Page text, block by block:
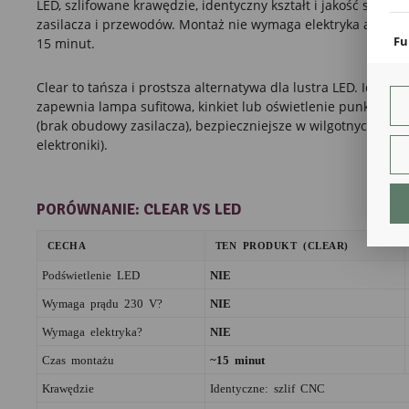
LED, szlifowane krawędzie, identyczny kształt i jakość szkła,
zasilacza i przewodów. Montaż nie wymaga elektryka ani
15 minut.
Clear to tańsza i prostsza alternatywa dla lustra LED.
zapewnia lampa sufitowa, kinkiet lub oświetlenie punktowe.
(brak obudowy zasilacza), bezpieczniejsze w wilgotnych
elektroniki).
PORÓWNANIE: CLEAR VS LED
CECHA TEN PRODUKT (CLEAR)
Podświetlenie LED NIE
Wymaga prądu 230 V? NIE
Wymaga elektryka? NIE
Czas montażu ~15 minut
Krawędzie Identyczne: szlif CNC